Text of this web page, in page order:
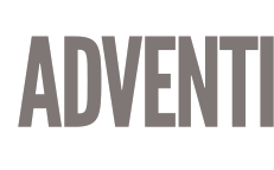
Aller
contenu